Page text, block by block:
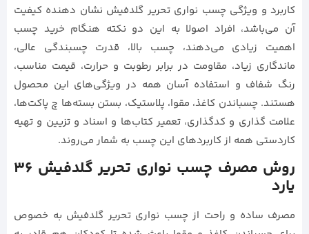
کاربرد و ویژگی چسب نواری تحریر گلدفیش نشان دهنده کیفیت
آن می‌باشد، افراد اصولا به این دو نکته هنگام خرید چسب
اهمیت زیادی می‌دهند، چسب بالا، قدرت چسبندگی عالی،
ماندگاری زیاد، مقاومت در برابر رطوبت و حرارت، قیمت مناسب،
رنگ شفاف و استفاده آسان همه در ویژگی‌های این محصول
هستند. چسباندن کاغذ، مقوا، پلاستیک، بستن بسته‌ها چ پاکت‌ها،
علامت گذاری و کدگذاری، تعمیر کتاب‌ها و اسناد و تزیین و تهیه
کاردستی همه از کاربردهای این چسب به شمار می‌روند.
روش مصرف چسب نواری تحریر گلدفیش 36
یارد
مصرف ساده و راحت از چسب نواری تحریر گلدفیش به خصوص